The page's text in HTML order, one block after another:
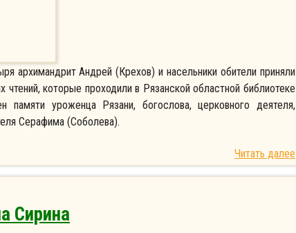
архимандрит Андрей (Крехов) и насельники обители приняли
которые проходили в Рязанской областной библиотеке
уроженца Рязани, богослова, церковного деятеля,
Серафима (Соболева).
Читать далее
Сирина